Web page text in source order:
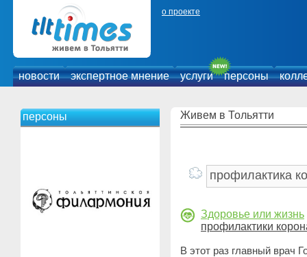
о проекте
новости экспертное мнение услуги персоны
персоны Живем в Тольятти
Здоровье или жизнь
профилактики
В этот раз главный врач